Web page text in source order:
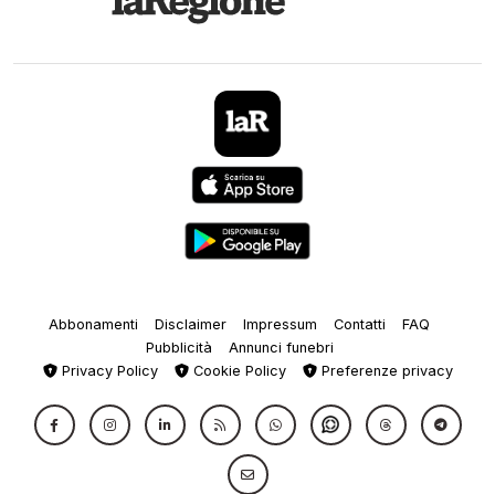
Abbonamenti Disclaimer Impressum Contatti
FAQ
Pubblicità
Annunci funebri
Privacy Policy
Cookie Policy Preferenze privacy